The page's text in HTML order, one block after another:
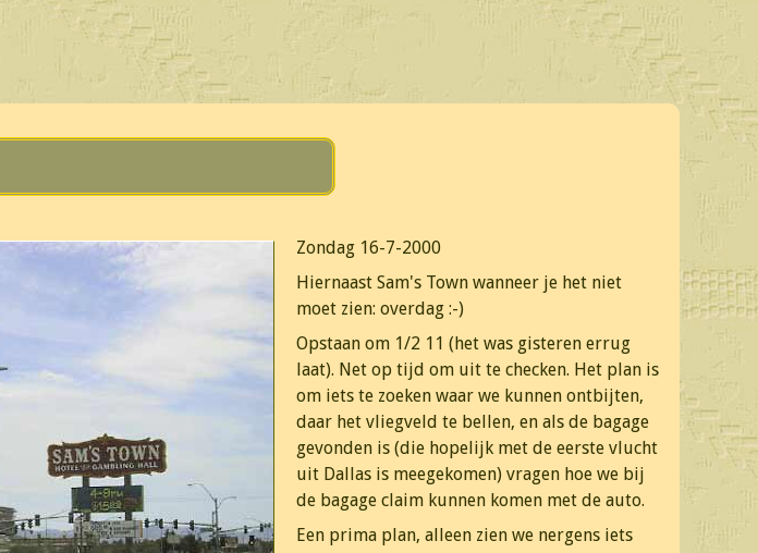
Zondag 16-7-2000
Hiernaast Sam's Town wanneer je het niet
moet zien: overdag :-)
Opstaan om 1/2 11 (het was gisteren errug
laat). Net op tijd om uit te checken. Het plan is
om iets te zoeken waar we kunnen ontbijten,
daar het vliegveld te bellen, en als de bagage
gevonden is (die hopelijk met de eerste vlucht
uit Dallas is meegekomen) vragen hoe we bij
de bagage claim kunnen komen met de auto.
Een prima plan, alleen zien we nergens iets